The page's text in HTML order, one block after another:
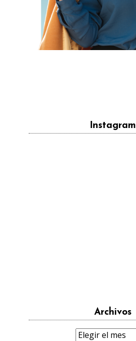
Instagram
Archivos
Archivos